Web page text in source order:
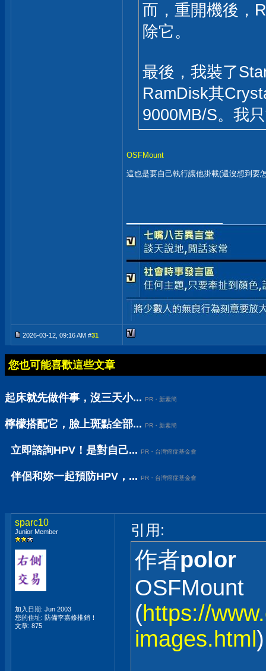
而，重開機後，
除它。
最後，我裝了
RamDisk其
9000MB/S。我
OSFMount
這也是要自己執行讓他掛載(還沒想到要
2026-03-12, 09:16 AM #31
您也可能喜歡這些文章
起床就先做件事，沒三天小... PR・新素簡
檸檬搭配它，臉上斑點全部... PR・新素簡
立即諮詢HPV！是對自己... PR・台灣癌症基金會
伴侶和妳一起預防HPV，... PR・台灣癌症基金會
sparc10
Junior Member
加入日期: Jun 2003
您的住址: 防備李嘉修推銷！
文章: 875
引用:
作者polor
OSFMount
(https://
images.html )